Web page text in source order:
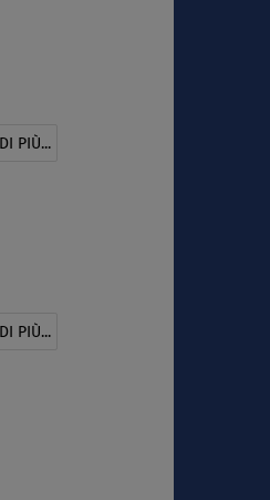
DI PIÙ...
DI PIÙ...